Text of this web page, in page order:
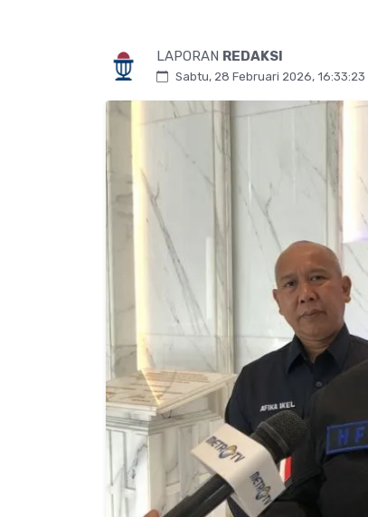
LAPORAN REDAKSI
Sabtu, 28 Februari 2026, 16:33:23